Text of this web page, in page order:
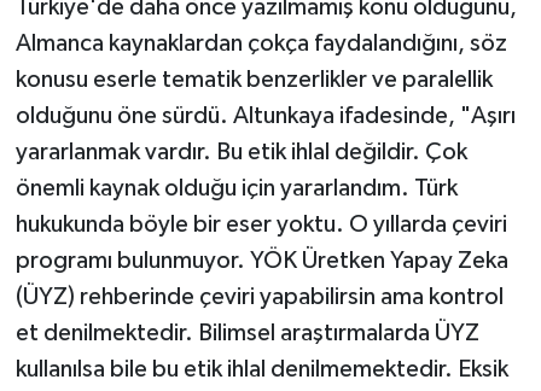
Türkiye'de daha önce yazılmamış konu olduğunu,
Almanca kaynaklardan çokça faydalandığını, söz
konusu eserle tematik benzerlikler ve paralellik
olduğunu öne sürdü. Altunkaya ifadesinde, "Aşırı
yararlanmak vardır. Bu etik ihlal değildir. Çok
önemli kaynak olduğu için yararlandım. Türk
hukukunda böyle bir eser yoktu. O yıllarda çeviri
programı bulunmuyor. YÖK Üretken Yapay Zeka
(ÜYZ) rehberinde çeviri yapabilirsin ama kontrol
et denilmektedir. Bilimsel araştırmalarda ÜYZ
kullanılsa bile bu etik ihlal denilmemektedir. Eksik